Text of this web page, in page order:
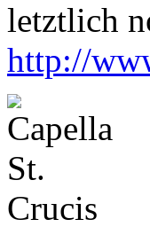
letztlich
http://